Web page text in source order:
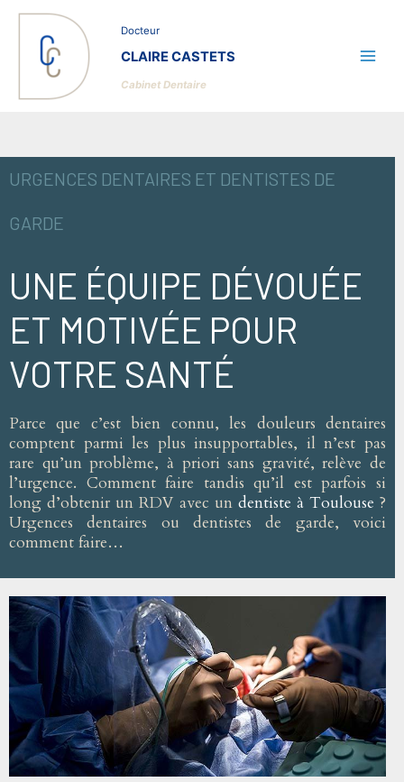
Docteur
CLAIRE CASTETS
Cabinet Dentaire
URGENCES DENTAIRES ET DENTISTES DE
GARDE
UNE ÉQUIPE DÉVOUÉE
ET MOTIVÉE POUR
VOTRE SANTÉ
Parce que c’est bien connu, les douleurs dentaires
comptent parmi les plus insupportables, il n’est pas
rare qu’un problème, à priori sans gravité, relève de
l’urgence. Comment faire tandis qu’il est parfois si
long d’obtenir un RDV avec un dentiste à Toulouse ?
Urgences dentaires ou dentistes de garde, voici
comment faire…